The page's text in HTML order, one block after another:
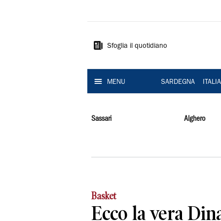
Sardegna
Sfoglia il quotidiano
MENU SARDEGNA
Sassari Alghero
Basket
Ecco la vera